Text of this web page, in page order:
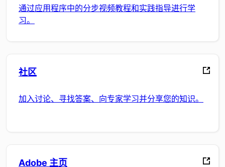
通过应用程序中的分步视频教程和实践指导进行学
习。
社区
加入讨论、寻找答案、向专家学习并分享您的知识。
Adobe 主页